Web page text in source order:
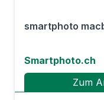
smartphoto
Smartphoto.ch
Zum